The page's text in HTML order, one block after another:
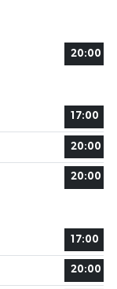
20:00
17:00
20:00
20:00
17:00
20:00